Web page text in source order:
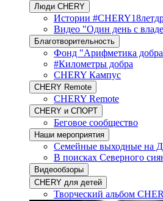
Люди CHERY
Истории
Видео "Один день с
Благотворительность
Фонд "Арифметика
#Километры добра
CHERY Кампус
CHERY Remote
CHERY Remote
CHERY и СПОРТ
Беговое сообщество
Наши мероприятия
Семейные выходные на
В поисках Северного
Видеообзоры
CHERY для детей
Творческий альбом